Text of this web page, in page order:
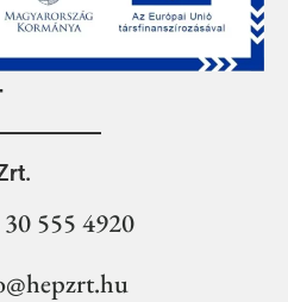
555 4920